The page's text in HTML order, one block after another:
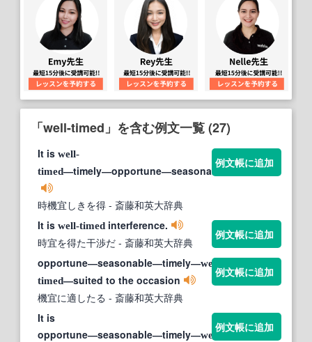
「well-timed」を含む例文一覧 (27)
It is well-
timed―timely―opportune―seasonable.
時機宜しきを得 - 斎藤和英大辞典
例文帳に追加
It is well-timed interference.
時宜を得た干渉だ - 斎藤和英大辞典
例文帳に追加
opportune―seasonable―timely―well-
timed―suited to the occasion
機宜に適したる - 斎藤和英大辞典
例文帳に追加
It is
opportune―seasonable―timely―well-
例文帳に追加